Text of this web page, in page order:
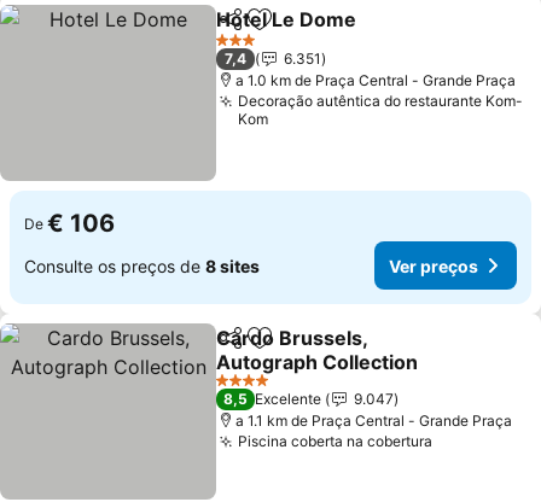
PartilharAdicionar aos favoritos
Hotel Le Dome
3 Estrelas
7,4
6.351
a 1.0 km de Praça Central - Grande Praça
Decoração autêntica do restaurante Kom-
Kom
De € 106
Consulte os preços de 8 sites Ver preços
PartilharAdicionar aos favoritos
Cardo Brussels,
Autograph Collection
4 Estrelas
8,5 Excelente
9.047
a 1.1 km de Praça Central - Grande Praça
Piscina coberta na cobertura